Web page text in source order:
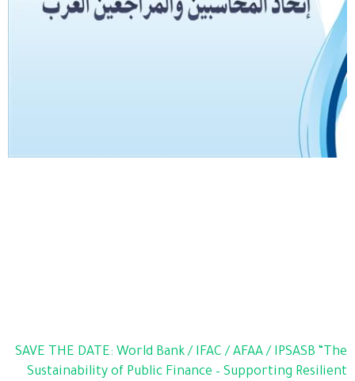
SAVE THE DATE: World Bank / IFAC / AFAA / IPSASB “The
Sustainability of Public Finance – Supporting Resilient